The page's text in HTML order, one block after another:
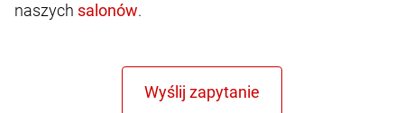
naszych
.